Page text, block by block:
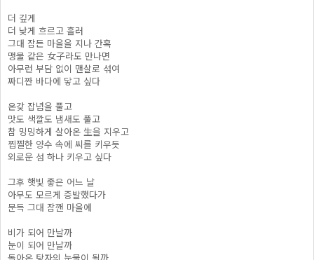
더 깊게
더 낮게 흐르고 흘러
그대 잠든 마을을 지나 간혹
맹물 같은 女子라도 만나면
아무런 부담 없이 맨살로 섞여
짜디짠 바다에 닿고 싶다
온갖 잡념을 풀고
맛도 색깔도 냄새도 풀고
참 밍밍하게 살아온 生을 지우고
찝찔한 양수 속에 씨를 키우듯
외로운 섬 하나 키우고 싶다
그후 햇빛 좋은 어느 날
아무도 모르게 증발했다가
문득 그대 잠깬 마을에
비가 되어 만날까
눈이 되어 만날까